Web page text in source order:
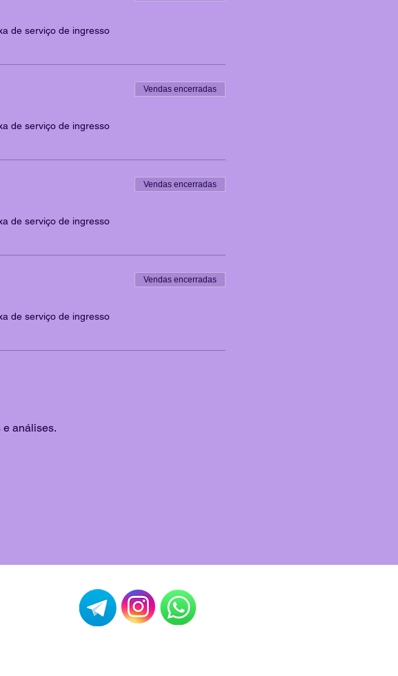
de serviço de ingresso
de serviço de ingresso
Vendas encerradas
de serviço de ingresso
Vendas encerradas
de serviço de ingresso
Vendas encerradas
análises.